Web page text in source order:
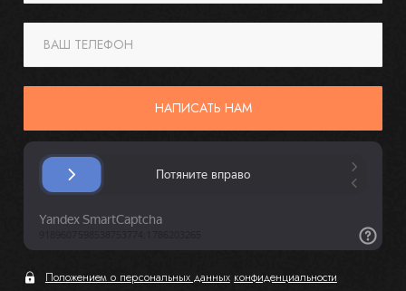
ВАШ ТЕЛЕФОН
НАПИСАТЬ НАМ
Положением о персональных данных конфиденциальности